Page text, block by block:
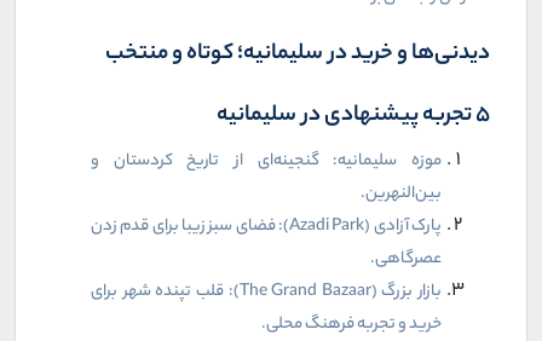
دیدنی‌ها و خرید در سلیمانیه؛ کوتاه و منتخب
۵ تجربه پیشنهادی در سلیمانیه
موزه سلیمانیه: گنجینه‌ای از تاریخ کردستان و
بین‌النهرین.
پارک آزادی (Azadi Park): فضای سبز زیبا برای قدم زدن
عصرگاهی.
بازار بزرگ (The Grand Bazaar): قلب تپنده شهر برای
خرید و تجربه فرهنگ محلی.